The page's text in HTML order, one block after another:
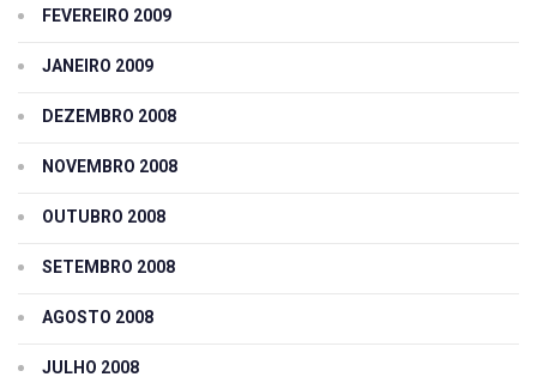
FEVEREIRO 2009
JANEIRO 2009
DEZEMBRO 2008
NOVEMBRO 2008
OUTUBRO 2008
SETEMBRO 2008
AGOSTO 2008
JULHO 2008